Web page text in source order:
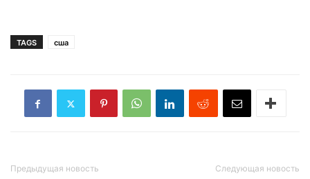
TAGS сша
Предыдущая новость Следующая новость